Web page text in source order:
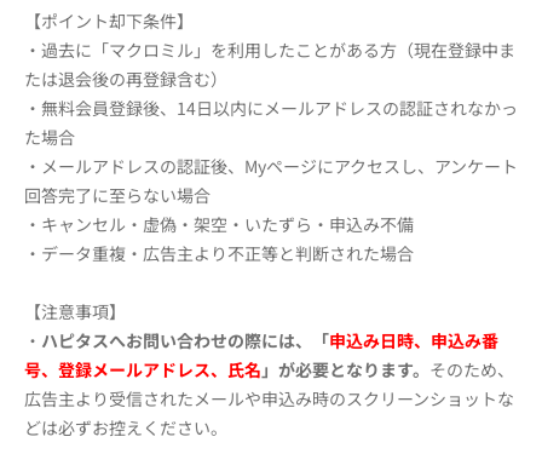
【ポイント却下条件】
・過去に「マクロミル」を利用したことがある方（現在登録中ま
たは退会後の再登録含む）
・無料会員登録後、14日以内にメールアドレスの認証されなかっ
た場合
・メールアドレスの認証後、Myページにアクセスし、アンケート
回答完了に至らない場合
・キャンセル・虚偽・架空・いたずら・申込み不備
・データ重複・広告主より不正等と判断された場合
【注意事項】
・ ハピタスへお問い合わせの際には、「申込み日時、申込み番
号、登録メールアドレス、氏名 」が必要となります。 そのため、
広告主より受信されたメールや申込み時のスクリーンショットな
どは必ずお控えください。